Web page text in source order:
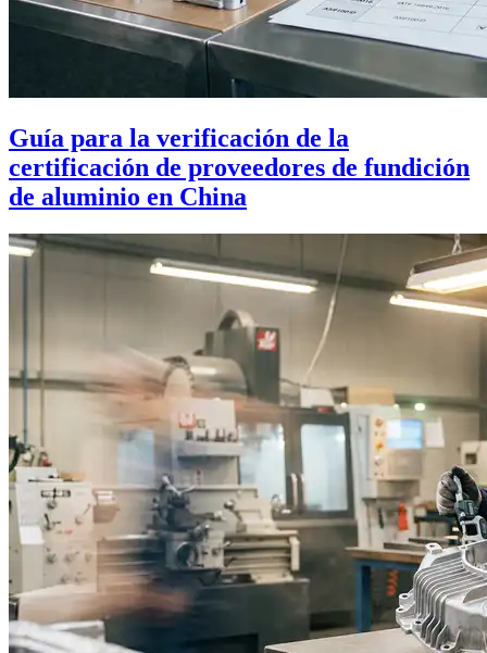
Guía para la verificación de la
certificación de proveedores de fundición
de aluminio en China